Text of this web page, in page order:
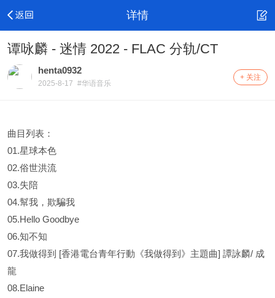
详情
谭咏麟 - 迷情 2022 - FLAC 分轨/CT
henta0932
2025-8-17 #华语音乐
+ 关注
曲目列表：
01.星球本色
02.俗世洪流
03.失陪
04.幫我，欺騙我
05.Hello Goodbye
06.知不知
07.我做得到 [香港電台青年行動《我做得到》主題曲] 譚詠麟/ 成
龍
08.Elaine